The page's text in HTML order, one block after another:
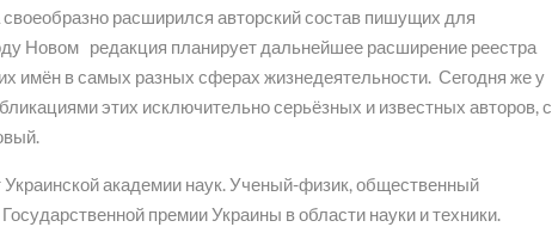
расширился авторский состав пишущих для
Новом редакция планирует дальнейшее расширение реестра
имён в самых разных сферах жизнедеятельности. Сегодня же у
этих исключительно серьёзных и известных авторов, с
Украинской академии наук. Ученый-физик, общественный
премии Украины в области науки и техники.